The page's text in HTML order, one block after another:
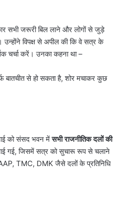
सभी जरूरी बिल लाने और लोगों से जुड़े
उन्होंने विपक्ष से अपील की कि वे सत्र के
चर्चा करें। उनका कहना था –
बातचीत से हो सकता है, शोर मचाकर कुछ
को संसद भवन मेंसभी राजनीतिक दलों की
गई, जिसमें सत्र को सुचारू रूप से चलाने
TMC, DMK जैसे दलों के प्रतिनिधि